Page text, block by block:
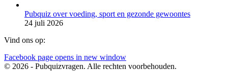
Pubquiz over voeding, sport en gezonde gewoontes
24 juli 2026
Vind ons op:
Facebook page opens in new window
© 2026 - Pubquizvragen. Alle rechten voorbehouden.